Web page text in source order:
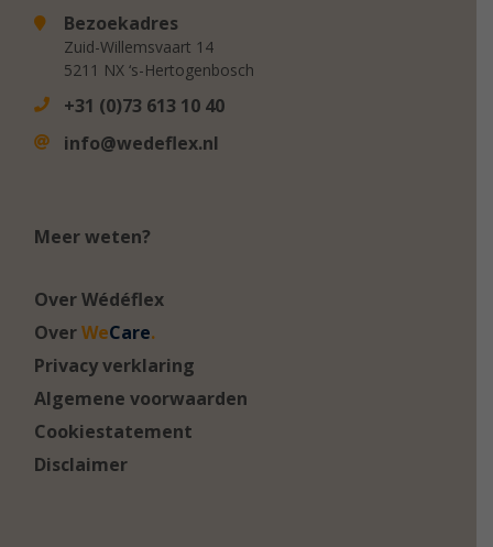
Bezoekadres
Zuid-Willemsvaart 14
5211 NX ‘s-Hertogenbosch
+31 (0)73 613 10 40
info@wedeflex.nl
Meer weten?
Over Wédéflex
OverWeCare.
Privacy verklaring
Algemene voorwaarden
Cookiestatement
Disclaimer